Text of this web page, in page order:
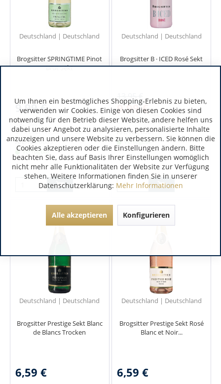
Deutschland | Deutschland
Brogsitter SPRINGTIME Pinot
Brut Sekt
9,99 €
inkl. MwSt.
0.75 Liter(13,32 € / 1 Liter)
Art.-Nr.:6005
Verfügbar
Deutschland | Deutschland
Brogsitter B · ICED Rosé Sekt
13,95 €
9,99 €inkl. MwSt.
0.75 Liter(13,32 € / 1 Liter)
Art.-Nr.:6001
Verfügbar
Deutschland | Deutschland
Brogsitter Prestige Sekt Blanc
de Blancs Trocken
6,59 €
Deutschland | Deutschland
Brogsitter Prestige Sekt Rosé
Blanc et Noir...
6,59 €
Um Ihnen ein bestmögliches Shopping-Erlebnis zu bieten,
verwenden wir Cookies. Einige von diesen Cookies sind
notwendig für den Betrieb dieser Website, andere helfen uns
dabei unser Angebot zu analysieren, personalisierte Inhalte
anzuzeigen und unsere Website zu verbessern. Sie können die
Cookies akzeptieren oder die Einstellungen ändern. Bitte
beachten Sie, dass auf Basis Ihrer Einstellungen womöglich
nicht mehr alle Funktionalitäten der Website zur Verfügung
stehen. Weitere Informationen finden Sie in unserer
Datenschutzerklärung: Mehr Informationen
Alle akzeptieren Konfigurieren